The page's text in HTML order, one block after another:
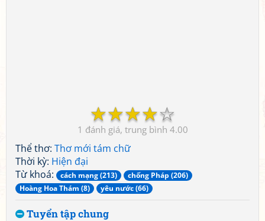
☆
☆
☆
☆
☆
1 4.00
Thể thơ: Thơ mới tám chữ
Thời kỳ: Hiện đại
Từ khoá:
cách mạng (213)
chống Pháp (206)
Hoàng Hoa Thám (8)
yêu nước (66)
Tuyển tập chung